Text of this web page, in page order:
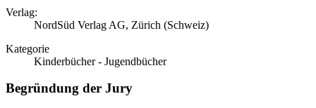
Verlag:
NordSüd Verlag AG, Zürich (Schweiz)
Kategorie
Kinderbücher - Jugendbücher
Begründung der Jury